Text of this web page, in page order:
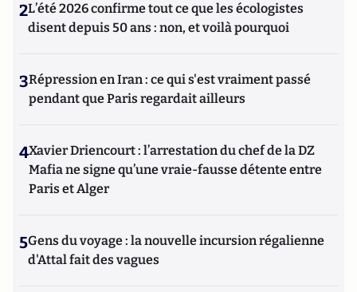
2L’été 2026 confirme tout ce que les écologistes
disent depuis 50 ans : non, et voilà pourquoi
3Répression en Iran : ce qui s'est vraiment passé
pendant que Paris regardait ailleurs
4Xavier Driencourt : l’arrestation du chef de la DZ
Mafia ne signe qu’une vraie-fausse détente entre
Paris et Alger
5Gens du voyage : la nouvelle incursion régalienne
d'Attal fait des vagues